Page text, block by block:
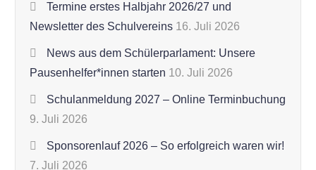
Termine erstes Halbjahr 2026/27 und
Newsletter des Schulvereins 16. Juli 2026
News aus dem Schülerparlament: Unsere
Pausenhelfer*innen starten 10. Juli 2026
Schulanmeldung 2027 – Online Terminbuchung
9. Juli 2026
Sponsorenlauf 2026 – So erfolgreich waren wir!
7. Juli 2026